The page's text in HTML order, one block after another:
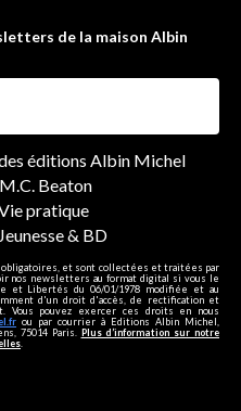
de la maison Albin
éditions Albin Michel
Beaton
pratique
& BD
et sont collectées et traitées par
nos newsletters au format digital si vous le
et Libertés du 06/01/1978 modifiée et au
d'un droit d'accès, de rectification et
Vous pouvez exercer ces droits en nous
ou par courrier à Editions Albin Michel,
75014 Paris. Plus d’information sur notre